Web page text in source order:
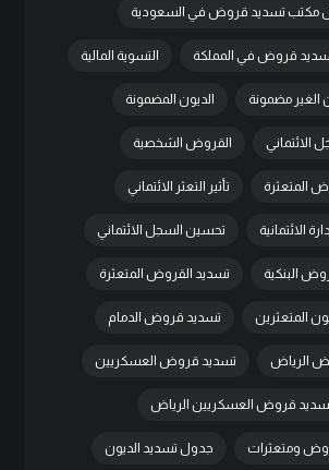
مكتب تسديد قروض في السعودية
قروض في المملكة التسوية المالية
الغير مضمونة الديون المضمونة
الائتماني القروض الشخصية
المتعثرة تأثير التعثر الائتماني
الائتمانية تحسين السجل الائتماني
البنكية تسديد القروض المتعثرة
المتعثرين تسديد قروض الدمام
الرياض تسديد قروض العسكريين
قروض العسكريين الرياض
ومتعثرات جدول تسديد الديون